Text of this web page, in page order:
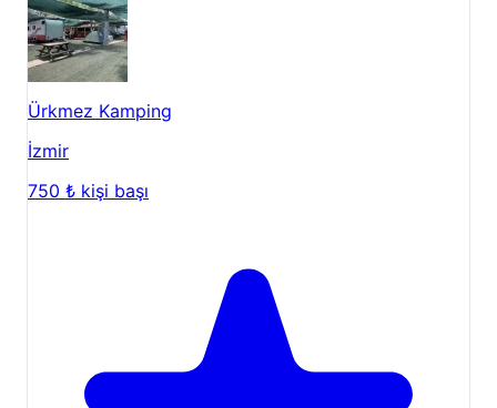
Ürkmez Kamping
İzmir
750 ₺ kişi başı